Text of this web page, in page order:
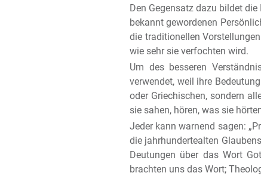
Den Gegensatz dazu bildet
bekannt gewordenen
die traditionellen
wie sehr sie verfochten wird.
Um des besseren
verwendet, weil ihre
oder Griechischen, sondern
sie sahen, hören, was sie
Jeder kann warnend sagen:
die jahrhundertealten
Deutungen über das Wort
brachten uns das Wort;